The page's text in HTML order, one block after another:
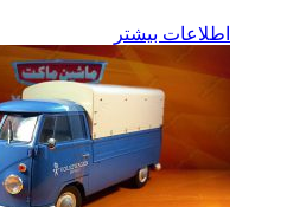
اطلاعات بیشتر